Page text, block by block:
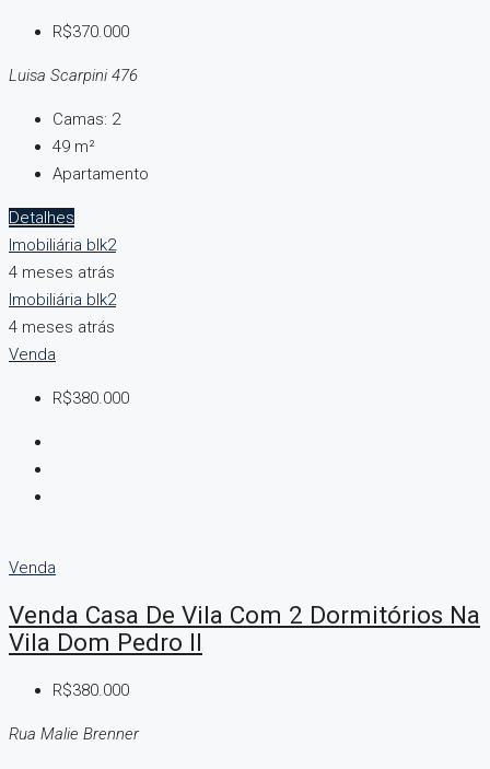
R$370.000
Luisa Scarpini 476
Camas: 2
49 m²
Apartamento
Detalhes
Imobiliária blk2
4 meses atrás
Imobiliária blk2
4 meses atrás
Venda
R$380.000
Venda
Venda Casa De Vila Com 2 Dormitórios Na
Vila Dom Pedro II
R$380.000
Rua Malie Brenner